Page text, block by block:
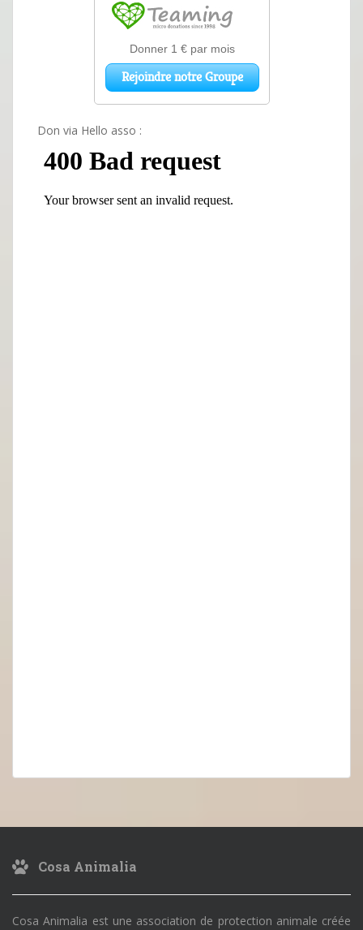
Don via Hello asso :
Cosa Animalia
Cosa Animalia est une association de protection animale créée